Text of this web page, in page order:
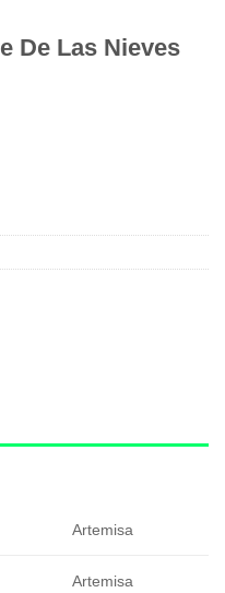
De Las Nieves
Artemisa
Artemisa